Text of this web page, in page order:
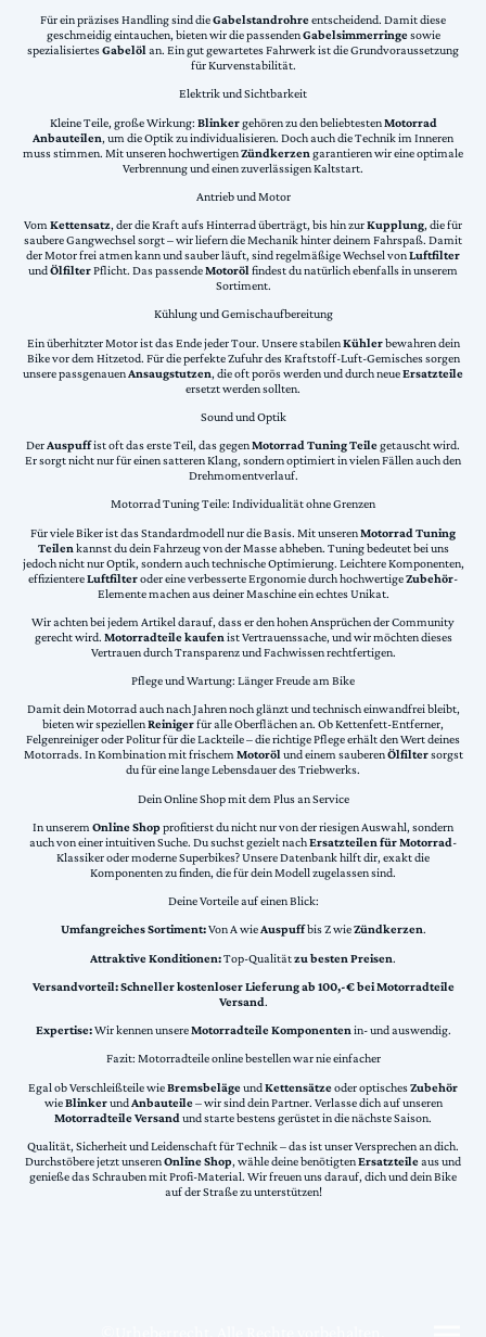
Für ein präzises Handling sind dieGabelstandrohreentscheidend. Damit diese
geschmeidig eintauchen, bieten wir die passendenGabelsimmerringesowie
spezialisiertesGabelölan. Ein gut gewartetes Fahrwerk ist die Grundvoraussetzung
für Kurvenstabilität.
Elektrik und Sichtbarkeit
Kleine Teile, große Wirkung: Blinkergehören zu den beliebtestenMotorrad
Anbauteilen, um die Optik zu individualisieren. Doch auch die Technik im Inneren
muss stimmen. Mit unseren hochwertigenZündkerzen garantieren wir eine optimale
Verbrennung und einen zuverlässigen Kaltstart.
Antrieb und Motor
VomKettensatz, der die Kraft aufs Hinterrad überträgt, bis hin zurKupplung, die für
saubere Gangwechsel sorgt – wir liefern die Mechanik hinter deinem Fahrspaß. Damit
der Motor frei atmen kann und sauber läuft, sind regelmäßige Wechsel vonLuftfilter
undÖlfilterPflicht. Das passendeMotorölfindest du natürlich ebenfalls in unserem
Sortiment.
Kühlung und Gemischaufbereitung
Ein überhitzter Motor ist das Ende jeder Tour. Unsere stabilenKühlerbewahren dein
Bike vor dem Hitzetod. Für die perfekte Zufuhr des Kraftstoff-Luft-Gemisches sorgen
unsere passgenauenAnsaugstutzen, die oft porös werden und durch neueErsatzteile
ersetzt werden sollten.
Sound und Optik
DerAuspuffist oft das erste Teil, das gegenMotorrad Tuning Teilegetauscht wird.
Er sorgt nicht nur für einen satteren Klang, sondern optimiert in vielen Fällen auch den
Drehmomentverlauf.
Motorrad Tuning Teile: Individualität ohne Grenzen
Für viele Biker ist das Standardmodell nur die Basis. Mit unserenMotorrad Tuning
Teilen kannst du dein Fahrzeug von der Masse abheben. Tuning bedeutet bei uns
jedoch nicht nur Optik, sondern auch technische Optimierung. Leichtere Komponenten,
effizientereLuftfilteroder eine verbesserte Ergonomie durch hochwertigeZubehör-
Elemente machen aus deiner Maschine ein echtes Unikat.
Wir achten bei jedem Artikel darauf, dass er den hohen Ansprüchen der Community
gerecht wird. Motorradteile kaufen ist Vertrauenssache, und wir möchten dieses
Vertrauen durch Transparenz und Fachwissen rechtfertigen.
Pflege und Wartung: Länger Freude am Bike
Damit dein Motorrad auch nach Jahren noch glänzt und technisch einwandfrei bleibt,
bieten wir speziellenReinigerfür alle Oberflächen an. Ob Kettenfett-Entferner,
Felgenreiniger oder Politur für die Lackteile – die richtige Pflege erhält den Wert deines
Motorrads. In Kombination mit frischemMotorölund einem sauberenÖlfiltersorgst
du für eine lange Lebensdauer des Triebwerks.
Dein Online Shop mit dem Plus an Service
In unserem Online Shopprofitierst du nicht nur von der riesigen Auswahl, sondern
auch von einer intuitiven Suche. Du suchst gezielt nachErsatzteilen für Motorrad-
Klassiker oder moderne Superbikes? Unsere Datenbank hilft dir, exakt die
Komponenten zu finden, die für dein Modell zugelassen sind.
Deine Vorteile auf einen Blick:
Umfangreiches Sortiment:Von A wieAuspuffbis Z wieZündkerzen.
Attraktive Konditionen:Top-Qualitätzu besten Preisen.
Versandvorteil:Schneller kostenloser Lieferung ab 100,-€ bei Motorradteile
Versand.
Expertise:Wir kennen unsereMotorradteile Komponentenin- und auswendig.
Fazit: Motorradteile online bestellen war nie einfacher
Egal ob Verschleißteile wieBremsbelägeundKettensätzeoder optischesZubehör
wieBlinkerundAnbauteile– wir sind dein Partner. Verlasse dich auf unseren
Motorradteile Versand und starte bestens gerüstet in die nächste Saison.
Qualität, Sicherheit und Leidenschaft für Technik – das ist unser Versprechen an dich.
Durchstöbere jetzt unserenOnline Shop, wähle deine benötigtenErsatzteileaus und
genieße das Schrauben mit Profi-Material. Wir freuen uns darauf, dich und dein Bike
auf der Straße zu unterstützen!